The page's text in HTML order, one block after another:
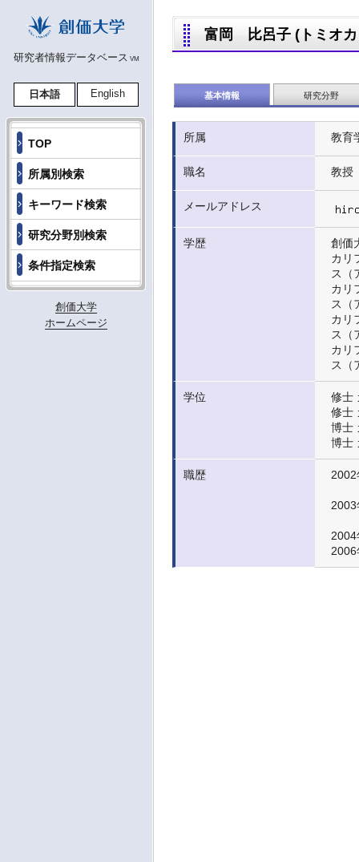
研究者情報データベース VM
日本語 English
TOP
所属別検索
キーワード検索
研究分野別検索
条件指定検索
創価大学
ホームページ
富岡 比呂子 (トミオ
基本情報 研究分野
所属 教育
職名 教授
メールアドレス
学歴
創価
カリ
ス（
カリ
ス（
カリ
ス（
カリ
ス（
学位
修士
修士
博士
博士
職歴
2004
2006